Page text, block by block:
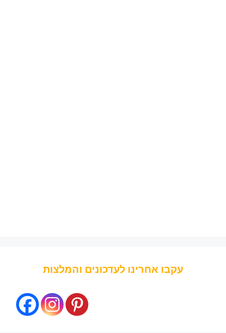
עקבו אחרינו לעדכונים והמלצות